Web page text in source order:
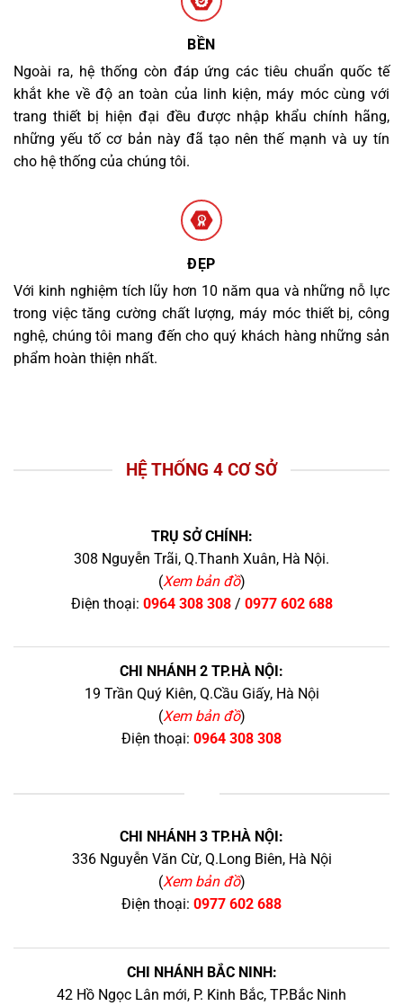
BỀN
Ngoài ra, hệ thống còn đáp ứng các tiêu chuẩn quốc tế
khắt khe về độ an toàn của linh kiện, máy móc cùng với
trang thiết bị hiện đại đều được nhập khẩu chính hãng,
những yếu tố cơ bản này đã tạo nên thế mạnh và uy tín
cho hệ thống của chúng tôi.
ĐẸP
Với kinh nghiệm tích lũy hơn 10 năm qua và những nỗ lực
trong việc tăng cường chất lượng, máy móc thiết bị, công
nghệ, chúng tôi mang đến cho quý khách hàng những sản
phẩm hoàn thiện nhất.
HỆ THỐNG 4 CƠ SỞ
TRỤ SỞ CHÍNH:
308 Nguyễn Trãi, Q.Thanh Xuân, Hà Nội.
(Xem bản đồ)
Điện thoại: 0964 308 308/ 0977 602 688
CHI NHÁNH 2 TP.HÀ NỘI:
19 Trần Quý Kiên, Q.Cầu Giấy, Hà Nội
(Xem bản đồ)
Điện thoại: 0964 308 308
CHI NHÁNH 3 TP.HÀ NỘI:
336 Nguyễn Văn Cừ, Q.Long Biên, Hà Nội
(Xem bản đồ)
Điện thoại: 0977 602 688
CHI NHÁNH BẮC NINH:
42 Hồ Ngọc Lân mới, P. Kinh Bắc, TP.Bắc Ninh